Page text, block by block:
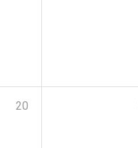
20